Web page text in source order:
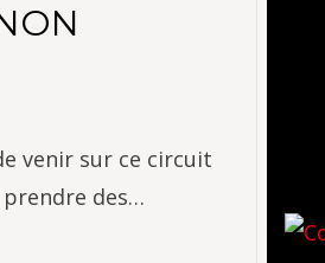
venir sur ce circuit
prendre des…